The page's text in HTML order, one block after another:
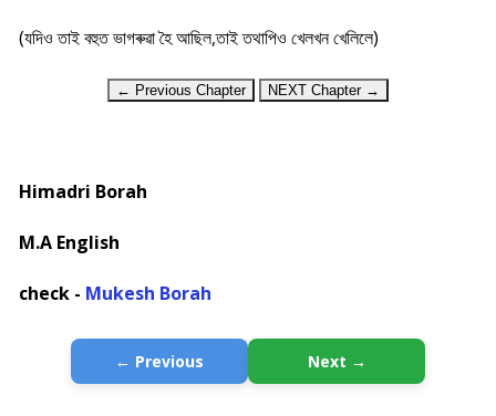
(যদিও তাই বহুত ভাগৰুৱা হৈ আছিল,তাই তথাপিও খেলখন খেলিলে)
← Previous Chapter NEXT Chapter →
Himadri Borah
M.A English
check - Mukesh Borah
← Previous Next →